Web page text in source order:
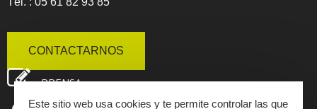
CONTACTARNOS
PRENSA
Este sitio web usa cookies y te permite controlar las que